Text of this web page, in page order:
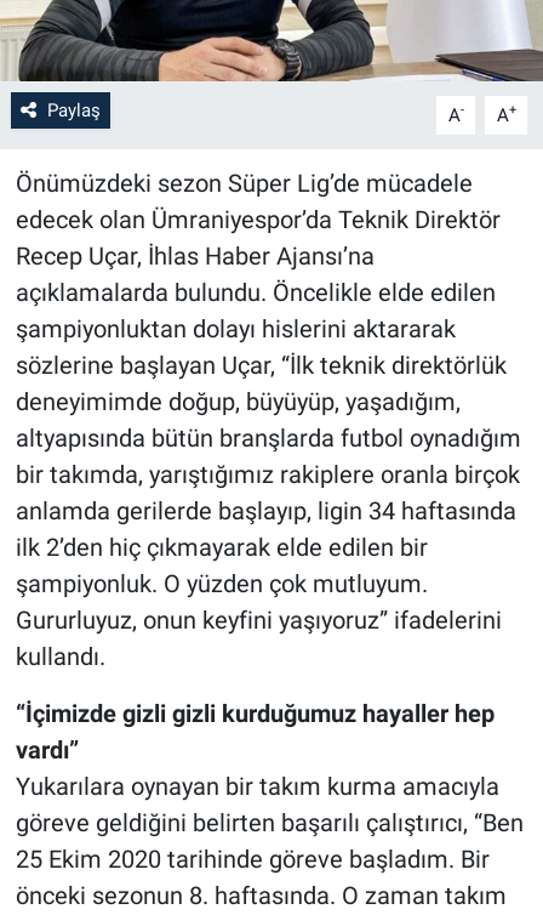
Paylaş A- A+
Önümüzdeki sezon Süper Lig’de mücadele
edecek olan Ümraniyespor’da Teknik Direktör
Recep Uçar, İhlas Haber Ajansı’na
açıklamalarda bulundu. Öncelikle elde edilen
şampiyonluktan dolayı hislerini aktararak
sözlerine başlayan Uçar, “İlk teknik direktörlük
deneyimimde doğup, büyüyüp, yaşadığım,
altyapısında bütün branşlarda futbol oynadığım
bir takımda, yarıştığımız rakiplere oranla birçok
anlamda gerilerde başlayıp, ligin 34 haftasında
ilk 2’den hiç çıkmayarak elde edilen bir
şampiyonluk. O yüzden çok mutluyum.
Gururluyuz, onun keyfini yaşıyoruz” ifadelerini
kullandı.
“İçimizde gizli gizli kurduğumuz hayaller hep
vardı”
Yukarılara oynayan bir takım kurma amacıyla
göreve geldiğini belirten başarılı çalıştırıcı, “Ben
25 Ekim 2020 tarihinde göreve başladım. Bir
önceki sezonun 8. haftasında. O zaman takım